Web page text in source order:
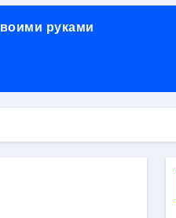
и банков с
МКАД, вл.1 на карте
руками